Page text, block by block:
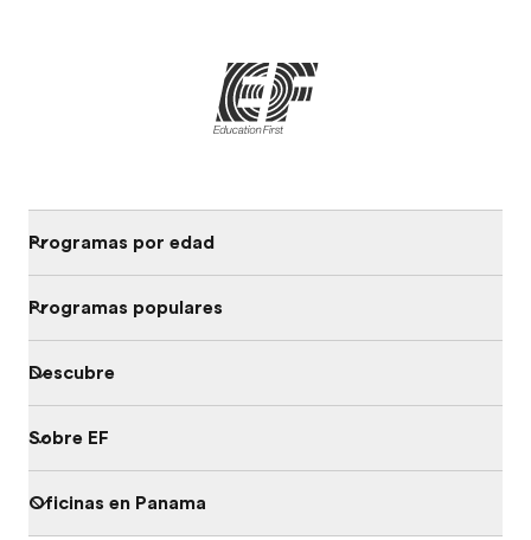
Programas por edad
Programas populares
Descubre
Sobre EF
Oficinas en Panama